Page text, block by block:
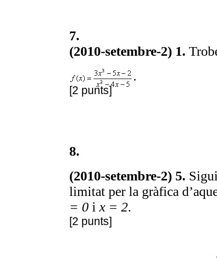
7.
(2010-setembre-2) 1.
.
[2 punts]
8.
(2010-setembre-2) 5.
limitat per la gràfica
= 0 ix = 2.
[2 punts]